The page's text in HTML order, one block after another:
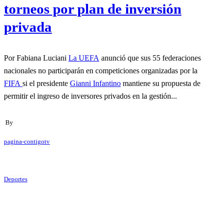
torneos por plan de inversión
privada
Por Fabiana Luciani La UEFA anunció que sus 55 federaciones
nacionales no participarán en competiciones organizadas por la
FIFA si el presidente Gianni Infantino mantiene su propuesta de
permitir el ingreso de inversores privados en la gestión...
By
pagina-contigotv
Deportes